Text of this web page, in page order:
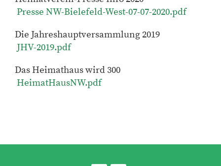
Presse NW-Bielefeld-West-07-07-2020.pdf
Die Jahreshauptversammlung 2019
JHV-2019.pdf
Das Heimathaus wird 300
HeimatHausNW.pdf